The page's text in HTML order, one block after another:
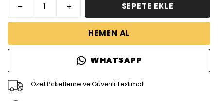
SEPETE EKLE
HEMEN AL
WHATSAPP
Özel Paketleme ve Güvenli Teslimat